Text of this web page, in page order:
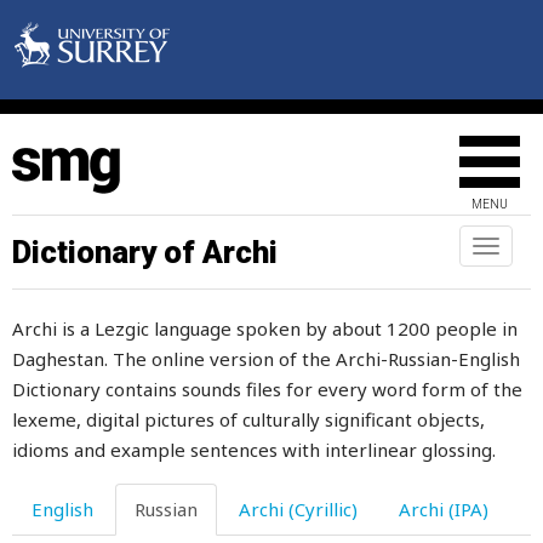
MENU
Toggle
Dictionary of Archi
Archi is a Lezgic language spoken by about 1200 people in
Daghestan. The online version of the Archi-Russian-English
Dictionary contains sounds files for every word form of the
lexeme, digital pictures of culturally significant objects,
idioms and example sentences with interlinear glossing.
English Russian Archi (Cyrillic) Archi (IPA)
молоко
молоток
молоть
молотьба
молчать
моль